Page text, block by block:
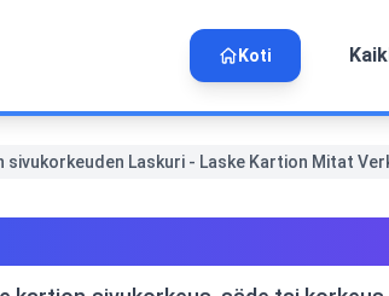
Koti
sivukorkeuden Laskuri - Laske Kartion Mitat